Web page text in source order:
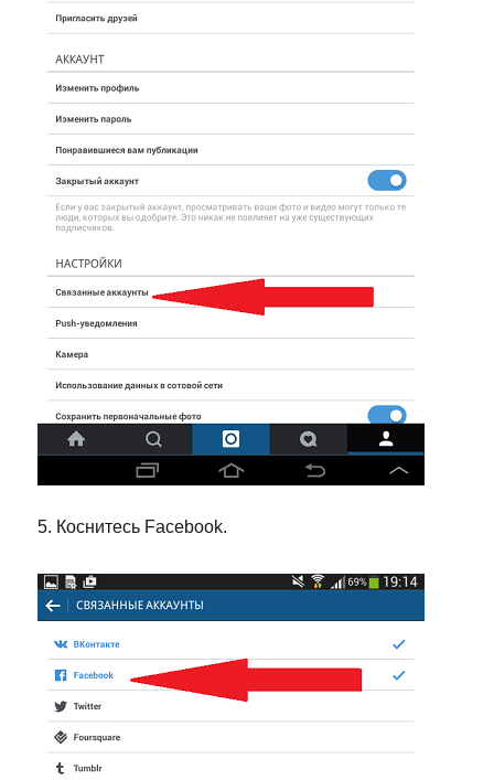
5. Коснитесь Facebook.